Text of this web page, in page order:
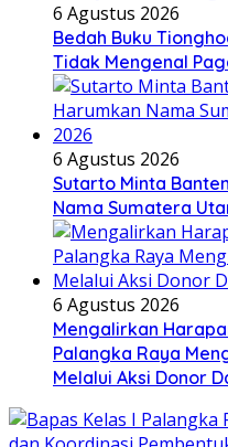
6 Agustus 2026
Bedah Buku
Tidak Mengenal
6 Agustus 2026
Sutarto Minta
Nama Sumatera
6 Agustus 2026
Mengalirkan
Palangka Raya
Melalui Aksi Donor